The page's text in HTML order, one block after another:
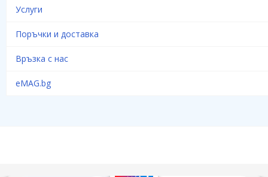
Услуги
Поръчки и доставка
Връзка с нас
eMAG.bg